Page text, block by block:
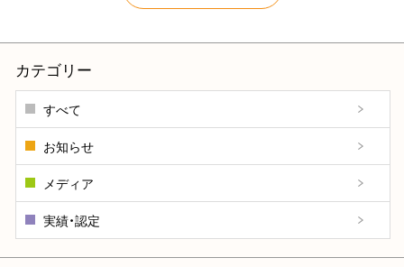
カテゴリー
すべて
お知らせ
メディア
実績・認定